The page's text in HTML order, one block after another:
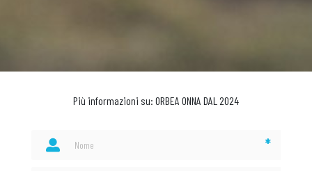
Più informazioni su: ORBEA ONNA DAL 2024
*